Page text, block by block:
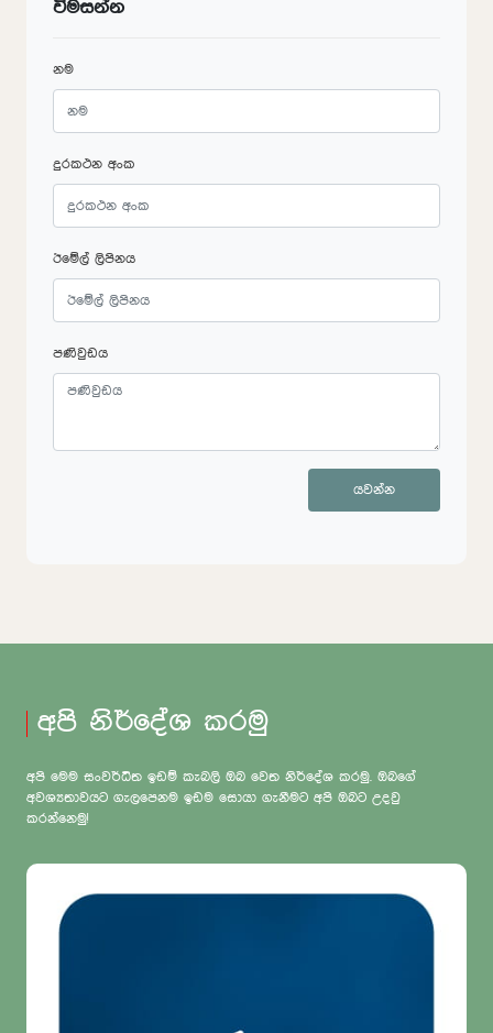
විමසන්න
නම
දුරකථන අංක
ඊමේල් ලිපිනය
පණිවුඩය
යවන්න
අපි නිර්දේශ කරමු
අපි මෙම සංවර්ධිත ඉඩම් කැබලි ඔබ වෙත නිර්දේශ කරමු. ඔබගේ
අවශ්‍යතාවයට ගැලපෙනම ඉඩම සොයා ගැනීමට අපි ඔබට උදවු
කරන්නෙමු!